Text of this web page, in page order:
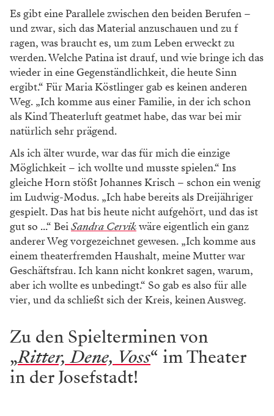
Es gibt eine Parallele zwischen den beiden Berufen –
und zwar, sich das Material anzuschauen und zu f
ragen, was braucht es, um zum Leben erweckt zu
werden. Welche Patina ist drauf, und wie bringe ich das
wieder in eine Gegenständlichkeit, die heute Sinn
ergibt.“ Für Maria Köstlinger gab es keinen anderen
Weg. „Ich komme aus einer Familie, in der ich schon
als Kind Theaterluft geatmet habe, das war bei mir
natürlich sehr prägend.
Als ich älter wurde, war das für mich die einzige
Möglichkeit – ich wollte und musste spielen.“ Ins
gleiche Horn stößt Johannes Krisch – schon ein wenig
im Ludwig-Modus. „Ich habe bereits als Dreijähriger
gespielt. Das hat bis heute nicht aufgehört, und das ist
gut so ...“ BeiSandra Cervikwäre eigentlich ein ganz
anderer Weg vorgezeichnet gewesen. „Ich komme aus
einem theaterfremden Haushalt, meine Mutter war
Geschäftsfrau. Ich kann nicht konkret sagen, warum,
aber ich wollte es unbedingt.“ So gab es also für alle
vier, und da schließt sich der Kreis, keinen Ausweg.
Zu den Spielterminen von
„Ritter, Dene, Voss“ im Theater
in der Josefstadt!